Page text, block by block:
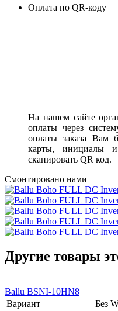
Оплата по QR-коду
На нашем сайте
оплаты через
оплаты заказа Вам
карты, инициалы
сканировать QR код.
Смонтировано нами
Другие товары
Ballu BSNI-10HN8
Вариант
Без